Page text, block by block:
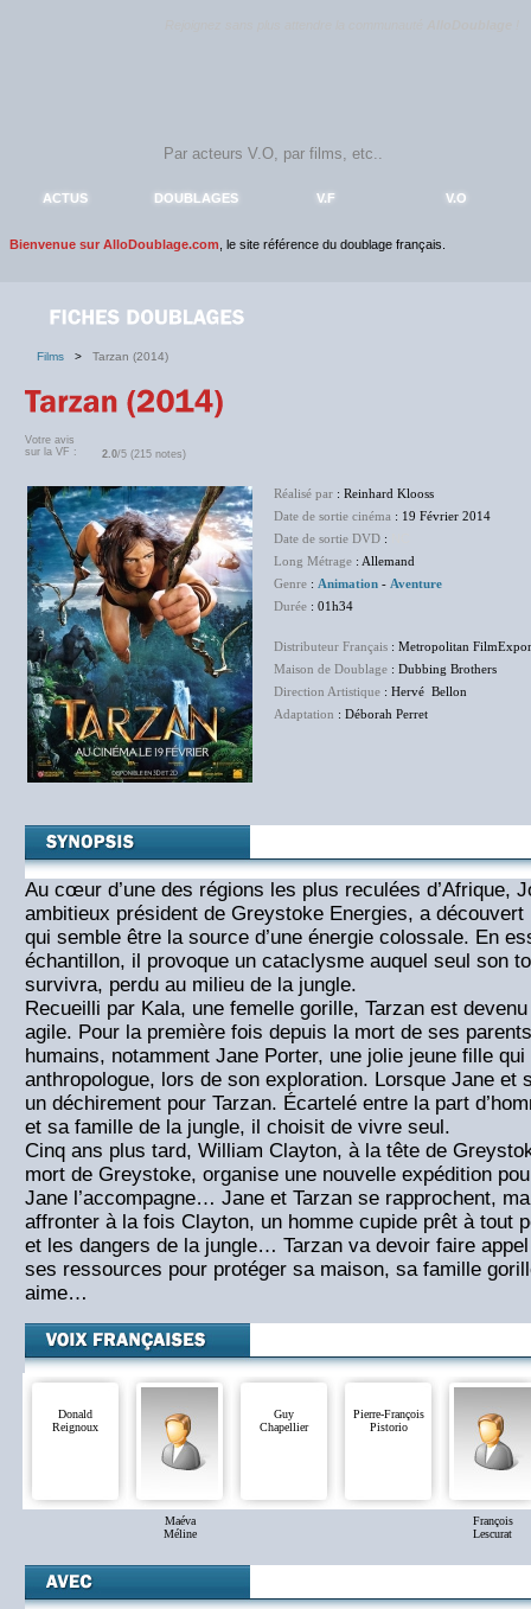
ACTUS DOUBLAGES V.F V.O
Bienvenue sur AlloDoublage.com , le site référence du doublage français.
Films > Tarzan (2014)
Votre avis
sur la VF :
2.0/5 (215 notes)
Réalisé par : Reinhard Klooss
Date de sortie cinéma : 19 Février 2014
Date de sortie DVD :
Long Métrage : Allemand
Genre : Animation - Aventure
Durée : 01h34
Distributeur Français : Metropolitan
Maison de Doublage : Dubbing Brothers
Direction Artistique : Hervé Bellon
Adaptation : Déborah Perret
Au cœur d’une des régions les plus reculées d’Afrique,
ambitieux président de Greystoke Energies, a découvert
qui semble être la source d’une énergie colossale. En
échantillon, il provoque un cataclysme auquel seul son
survivra, perdu au milieu de la jungle.
Recueilli par Kala, une femelle gorille, Tarzan est
agile. Pour la première fois depuis la mort de ses
humains, notamment Jane Porter, une jolie jeune fille
anthropologue, lors de son exploration. Lorsque Jane et
un déchirement pour Tarzan. Écartelé entre la part
et sa famille de la jungle, il choisit de vivre seul.
Cinq ans plus tard, William Clayton, à la tête de
mort de Greystoke, organise une nouvelle expédition
Jane l’accompagne… Jane et Tarzan se rapprochent,
affronter à la fois Clayton, un homme cupide prêt à tout
et les dangers de la jungle… Tarzan va devoir faire
ses ressources pour protéger sa maison, sa famille
aime…
Donald
Reignoux
Maéva
Méline
Guy
Chapellier
Pierre-François
Pistorio
François
Lescurat